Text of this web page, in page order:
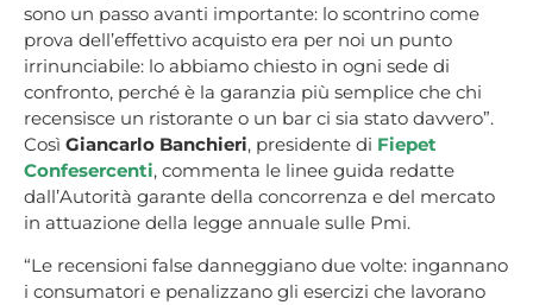
sono un passo avanti importante: lo scontrino come
prova dell’effettivo acquisto era per noi un punto
irrinunciabile: lo abbiamo chiesto in ogni sede di
confronto, perché è la garanzia più semplice che chi
recensisce un ristorante o un bar ci sia stato davvero”.
Così Giancarlo Banchieri, presidente di Fiepet
Confesercenti, commenta le linee guida redatte
dall’Autorità garante della concorrenza e del mercato
in attuazione della legge annuale sulle Pmi.
“Le recensioni false danneggiano due volte: ingannano
i consumatori e penalizzano gli esercizi che lavorano